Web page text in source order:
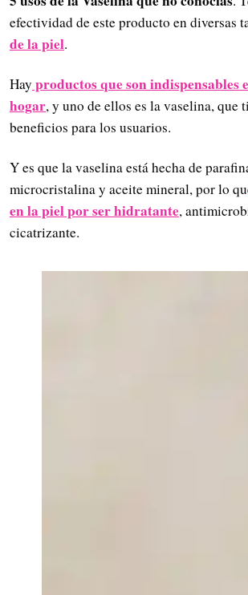
efectividad de este producto en diversas
de la piel.
Hay productos que son indispensables
hogar, y uno de ellos es la vaselina, que
beneficios para los usuarios.
Y es que la vaselina está hecha de
microcristalina y aceite mineral, por lo
en la piel por ser hidratante,
cicatrizante.